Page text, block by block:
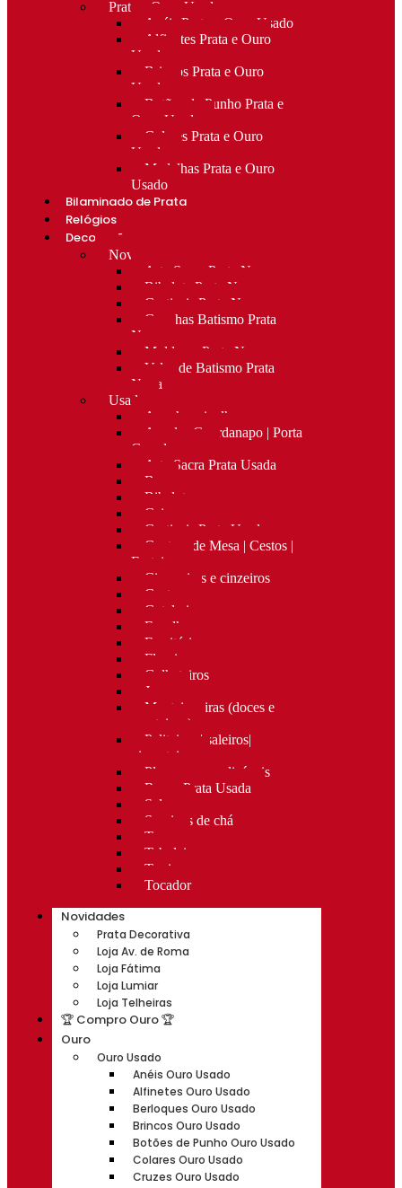
Prata e Ouro Usado
Anéis Prata e Ouro Usado
Alfinetes Prata e Ouro
Usado
Brincos Prata e Ouro
Usado
Botões de Punho Prata e
Ouro Usado
Colares Prata e Ouro
Usado
Medalhas Prata e Ouro
Usado
Bilaminado de Prata
Relógios
Decoração
Novo
Arte Sacra Prata Nova
Bibelots Prata Nova
Castiçais Prata Nova
Conchas Batismo Prata
Nova
Molduras Prata Nova
Velas de Batismo Prata
Nova
Usado
Apanha migalhas
Argolas Guardanapo | Porta
Guardanapos
Arte Sacra Prata Usada
Bar
Bibelots
Caixas
Castiçais Prata Usada
Centros de Mesa | Cestos |
Fruteiras
Cigarreiras e cinzeiros
Costura
Cutelaria
Espelhos
Escritório
Floreiras
Galheteiros
Jarras
Manteigueiras (doces e
manteigas)
Paliteiros | saleiros|
pimenteiros
Placas personalizáveis
Rocas Prata Usada
Salvas
Serviços de chá
Taças
Tabuleiros
Terrinas
Tocador
Novidades
Prata Decorativa
Loja Av. de Roma
Loja Fátima
Loja Lumiar
Loja Telheiras
🏆 Compro Ouro 🏆
Ouro
Ouro Usado
Anéis Ouro Usado
Alfinetes Ouro Usado
Berloques Ouro Usado
Brincos Ouro Usado
Botões de Punho Ouro Usado
Colares Ouro Usado
Cruzes Ouro Usado